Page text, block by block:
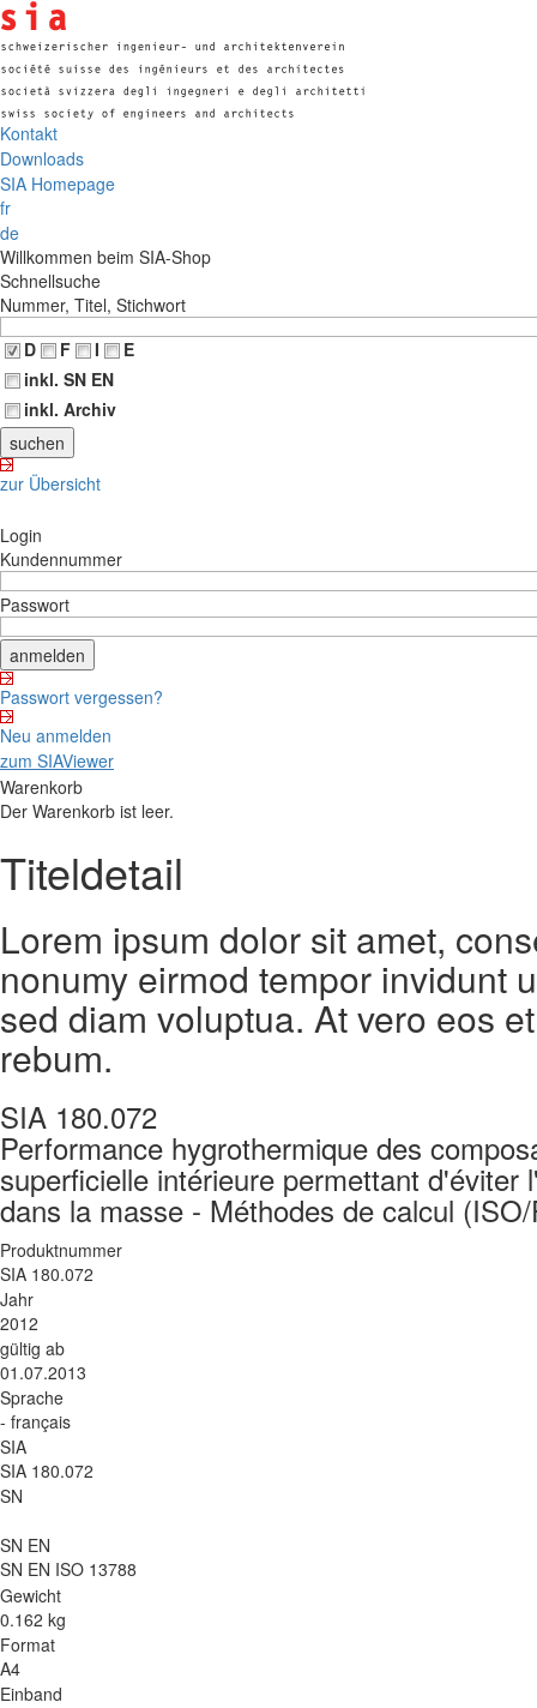
Kontakt
Downloads
SIA Homepage
fr
de
Willkommen beim SIA-Shop
Schnellsuche
Nummer, Titel, Stichwort
D
F I
E
inkl. SN EN
inkl. Archiv
zur Übersicht
Login
Kundennummer
Passwort
Passwort vergessen?
Neu anmelden
zum SIAViewer
Warenkorb
Der Warenkorb ist leer.
Titeldetail
Lorem ipsum dolor sit amet,
nonumy eirmod tempor invidunt
sed diam voluptua. At vero eos
rebum.
SIA 180.072
Performance hygrothermique des
superficielle intérieure permettant
dans la masse - Méthodes de calcul
Produktnummer
SIA 180.072
Jahr
2012
gültig ab
01.07.2013
Sprache
- français
SIA
SIA 180.072
SN
SN EN
SN EN ISO 13788
Gewicht
0.162 kg
Format
A4
Einband